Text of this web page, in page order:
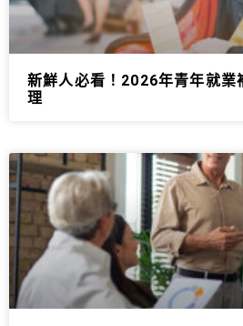
新鮮人必看！2026年青年就業
理